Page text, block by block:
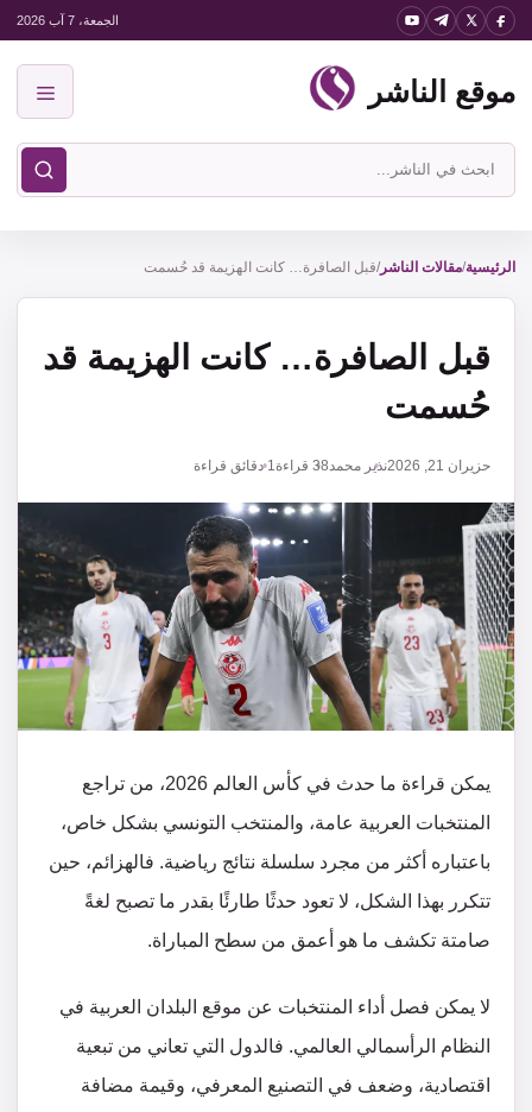
انتقل
المحتوى
الجمعة، 7 آب 2026
موقع الناشر
ابحث
في
الناشر
الرئيسية/مقالات الناشر/قبل الصافرة… كانت الهزيمة قد حُسمت
قبل الصافرة… كانت الهزيمة قد
حُسمت
حزيران 21, 2026 نذير محمد38 قراءة1 دقائق قراءة
يمكن قراءة ما حدث في كأس العالم 2026، من تراجع
المنتخبات العربية عامة، والمنتخب التونسي بشكل خاص،
باعتباره أكثر من مجرد سلسلة نتائج رياضية. فالهزائم، حين
تتكرر بهذا الشكل، لا تعود حدثًا طارئًا بقدر ما تصبح لغةً
صامتة تكشف ما هو أعمق من سطح المباراة.
لا يمكن فصل أداء المنتخبات عن موقع البلدان العربية في
النظام الرأسمالي العالمي. فالدول التي تعاني من تبعية
اقتصادية، وضعف في التصنيع المعرفي، وقيمة مضافة